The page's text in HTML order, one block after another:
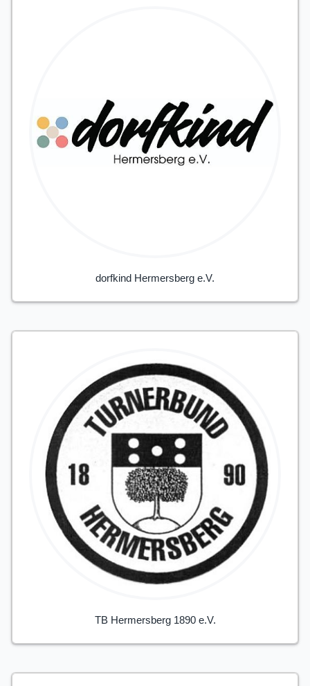
dorfkind Hermersberg e.V.
TB Hermersberg 1890 e.V.